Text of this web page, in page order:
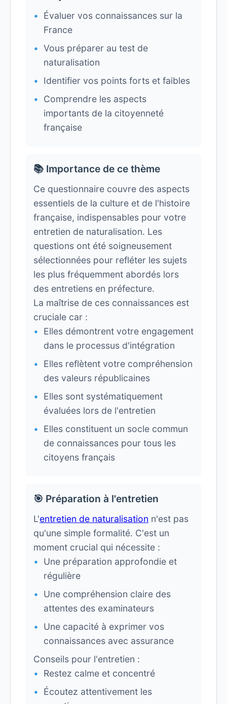
Évaluer vos connaissances sur la
France
Vous préparer au test de
naturalisation
Identifier vos points forts et faibles
Comprendre les aspects
importants de la citoyenneté
française
📚 Importance de ce thème
Ce questionnaire couvre des aspects
essentiels de la culture et de l'histoire
française, indispensables pour votre
entretien de naturalisation. Les
questions ont été soigneusement
sélectionnées pour refléter les sujets
les plus fréquemment abordés lors
des entretiens en préfecture.
La maîtrise de ces connaissances est
cruciale car :
Elles démontrent votre engagement
dans le processus d'intégration
Elles reflètent votre compréhension
des valeurs républicaines
Elles sont systématiquement
évaluées lors de l'entretien
Elles constituent un socle commun
de connaissances pour tous les
citoyens français
🎯 Préparation à l'entretien
L'entretien de naturalisation n'est pas
qu'une simple formalité. C'est un
moment crucial qui nécessite :
Une préparation approfondie et
régulière
Une compréhension claire des
attentes des examinateurs
Une capacité à exprimer vos
connaissances avec assurance
Conseils pour l'entretien :
Restez calme et concentré
Écoutez attentivement les